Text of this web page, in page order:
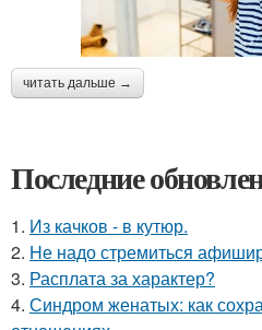
читать дальше →
Последние
1. Из качков - в кутюр.
2. Hе надо стремиться
3. Расплата за характер?
4. Синдром женатых: как